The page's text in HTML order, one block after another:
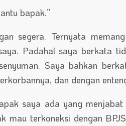
bapak.”
segera. Ternyata
Padahal saya berkata
Saya bahkan
dan dengan
saya ada yang
mau terkoneksi dengan